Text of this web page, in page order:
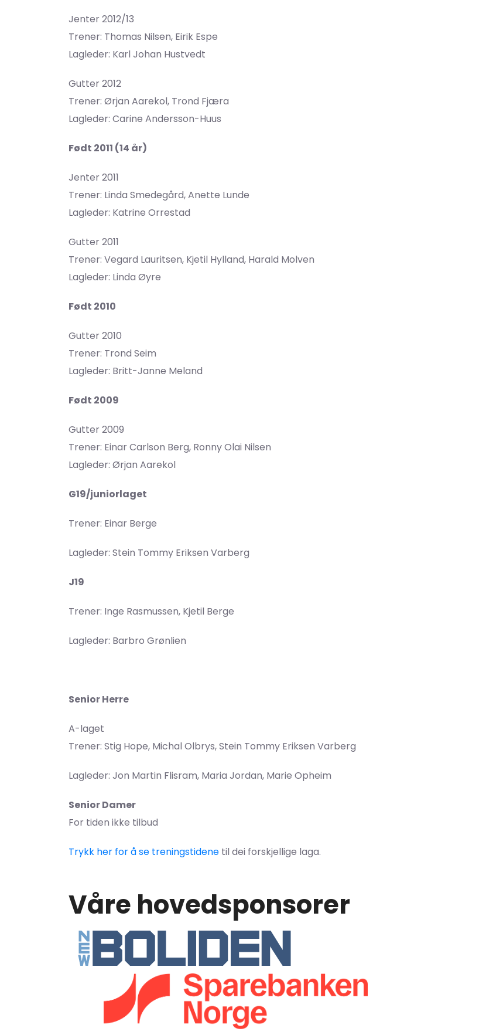
Jenter 2012/13
Trener: Thomas Nilsen, Eirik Espe
Lagleder: Karl Johan Hustvedt
Gutter 2012
Trener: Ørjan Aarekol, Trond Fjæra
Lagleder: Carine Andersson-Huus
Født 2011 (14 år)
Jenter 2011
Trener: Linda Smedegård, Anette Lunde
Lagleder: Katrine Orrestad
Gutter 2011
Trener: Vegard Lauritsen, Kjetil Hylland, Harald Molven
Lagleder: Linda Øyre
Født 2010
Gutter 2010
Trener: Trond Seim
Lagleder: Britt-Janne Meland
Født 2009
Gutter 2009
Trener: Einar Carlson Berg, Ronny Olai Nilsen
Lagleder: Ørjan Aarekol
G19/juniorlaget
Trener: Einar Berge
Lagleder: Stein Tommy Eriksen Varberg
J19
Trener: Inge Rasmussen, Kjetil Berge
Lagleder: Barbro Grønlien
Senior Herre
A-laget
Trener: Stig Hope, Michal Olbrys, Stein Tommy Eriksen Varberg
Lagleder: Jon Martin Flisram, Maria Jordan, Marie Opheim
Senior Damer
For tiden ikke tilbud
Trykk her for å se treningstidene til dei forskjellige laga.
Våre hovedsponsorer